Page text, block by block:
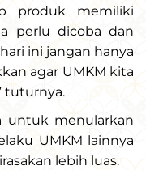
produk memiliki
perlu dicoba dan
ini jangan hanya
agar UMKM kita
tuturnya.
untuk menularkan
UMKM lainnya
lebih luas.